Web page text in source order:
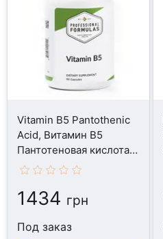
Vitamin B5 Pantothenic
Acid, Витамин B5
Пантотеновая кислота,
90 капсул
1434 грн
Под заказ